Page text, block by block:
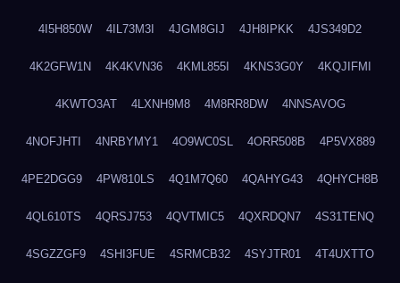
4I5H850W 4IL73M3I 4JGM8GIJ 4JH8IPKK 4JS349D2
4K2GFW1N 4K4KVN36 4KML855I 4KNS3G0Y 4KQJIFMI
4KWTO3AT 4LXNH9M8 4M8RR8DW 4NNSAVOG
4NOFJHTI 4NRBYMY1 4O9WC0SL 4ORR508B 4P5VX889
4PE2DGG9 4PW810LS 4Q1M7Q60 4QAHYG43 4QHYCH8B
4QL610TS 4QRSJ753 4QVTMIC5 4QXRDQN7 4S31TENQ
4SGZZGF9 4SHI3FUE 4SRMCB32 4SYJTR01 4T4UXTTO